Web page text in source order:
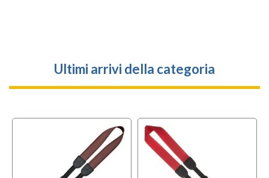
Ultimi arrivi della categoria